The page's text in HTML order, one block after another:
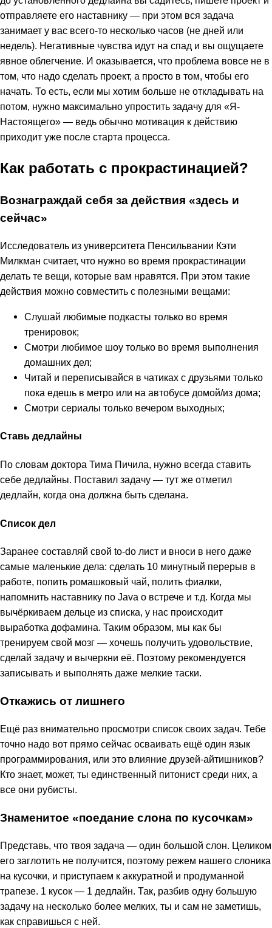
отправляете его наставнику — при этом вся задача
занимает у вас всего-то несколько часов (не дней или
недель). Негативные чувства идут на спад и вы ощущаете
явное облегчение. И оказывается, что проблема вовсе не в
том, что надо сделать проект, а просто в том, чтобы его
начать. То есть, если мы хотим больше не откладывать на
потом, нужно максимально упростить задачу для «Я-
Настоящего» — ведь обычно мотивация к действию
приходит уже после старта процесса.
Как работать с прокрастинацией?
Вознаграждай себя за действия «здесь и
сейчас»
Исследователь из университета Пенсильвании Кэти
Милкман считает, что нужно во время прокрастинации
делать те вещи, которые вам нравятся. При этом такие
действия можно совместить с полезными вещами:
Слушай любимые подкасты только во время
тренировок;
Смотри любимое шоу только во время выполнения
домашних дел;
Читай и переписывайся в чатиках с друзьями только
пока едешь в метро или на автобусе домой/из дома;
Смотри сериалы только вечером выходных;
Ставь дедлайны
По словам доктора Тима Пичила, нужно всегда ставить
себе дедлайны. Поставил задачу — тут же отметил
дедлайн, когда она должна быть сделана.
Список дел
Заранее составляй свой to-do лист и вноси в него даже
самые маленькие дела: сделать 10 минутный перерыв в
работе, попить ромашковый чай, полить фиалки,
напомнить наставнику по Java о встрече и т.д. Когда мы
вычёркиваем дельце из списка, у нас происходит
выработка дофамина. Таким образом, мы как бы
тренируем свой мозг — хочешь получить удовольствие,
сделай задачу и вычеркни её. Поэтому рекомендуется
записывать и выполнять даже мелкие таски.
Откажись от лишнего
Ещё раз внимательно просмотри список своих задач. Тебе
точно надо вот прямо сейчас осваивать ещё один язык
программирования, или это влияние друзей-айтишников?
Кто знает, может, ты единственный питонист среди них, а
все они рубисты.
Знаменитое «поедание слона по кусочкам»
Представь, что твоя задача — один большой слон. Целиком
его заглотить не получится, поэтому режем нашего слоника
на кусочки, и приступаем к аккуратной и продуманной
трапезе. 1 кусок — 1 дедлайн. Так, разбив одну большую
задачу на несколько более мелких, ты и сам не заметишь,
как справишься с ней.